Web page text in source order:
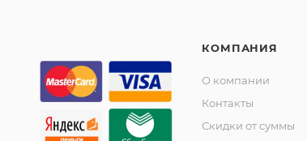
КОМПАНИЯ
О компании
Контакты
Скидки от суммы